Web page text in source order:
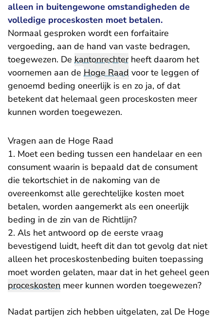
alleen in buitengewone omstandigheden de
volledige proceskosten moet betalen.
Normaal gesproken wordt een forfaitaire
vergoeding, aan de hand van vaste bedragen,
toegewezen. De kantonrechterheeft daarom het
voornemen aan de Hoge Raad voor te leggen of
genoemd beding oneerlijk is en zo ja, of dat
betekent dat helemaal geen proceskosten meer
kunnen worden toegewezen.
Vragen aan de Hoge Raad
1. Moet een beding tussen een handelaar en een
consument waarin is bepaald dat de consument
die tekortschiet in de nakoming van de
overeenkomst alle gerechtelijke kosten moet
betalen, worden aangemerkt als een oneerlijk
beding in de zin van de Richtlijn?
2. Als het antwoord op de eerste vraag
bevestigend luidt, heeft dit dan tot gevolg dat niet
alleen het proceskostenbeding buiten toepassing
moet worden gelaten, maar dat in het geheel geen
proceskosten meer kunnen worden toegewezen?
Nadat partijen zich hebben uitgelaten, zal De Hoge